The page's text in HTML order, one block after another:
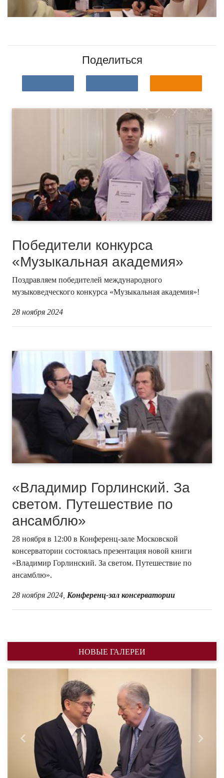
Поделиться
Победители конкурса
«Музыкальная академия»
Поздравляем победителей международного
музыковедческого конкурса «Музыкальная академия»!
28 ноября 2024
«Владимир Горлинский. За
светом. Путешествие по
ансамблю»
28 ноября в 12:00 в Конференц-зале Московской
консерватории состоялась презентация новой книги
«Владимир Горлинский. За светом. Путешествие по
ансамблю».
28 ноября 2024, Конференц-зал консерватории
НОВЫЕ ГАЛЕРЕИ
Назад